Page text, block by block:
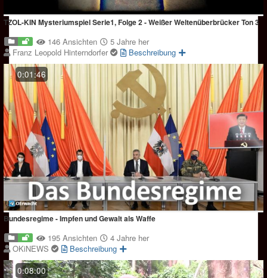
TZOL-KIN Mysteriumspiel Serie1, Folge 2 - Weißer Weltenüberbrücker Ton 3
146 Ansichten
5 Jahre her
Franz Leopold Hinterndorfer
Beschreibung
0:01:46
Bundesregime - Impfen und Gewalt als Waffe
195 Ansichten
4 Jahre her
OKiNEWS
Beschreibung
0:08:00